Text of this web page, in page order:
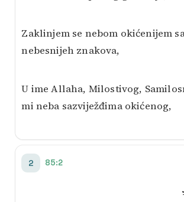
Zaklinjem se nebom okićenijem
nebesnijeh znakova,
U ime Allaha, Milostivog,
mi neba sazviježđima okićenog,
2 85:2